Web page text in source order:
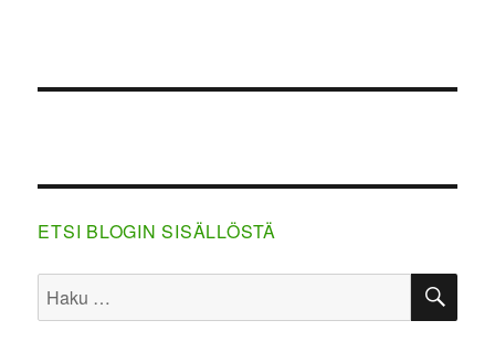
ETSI BLOGIN SISÄLLÖSTÄ
Etsi: